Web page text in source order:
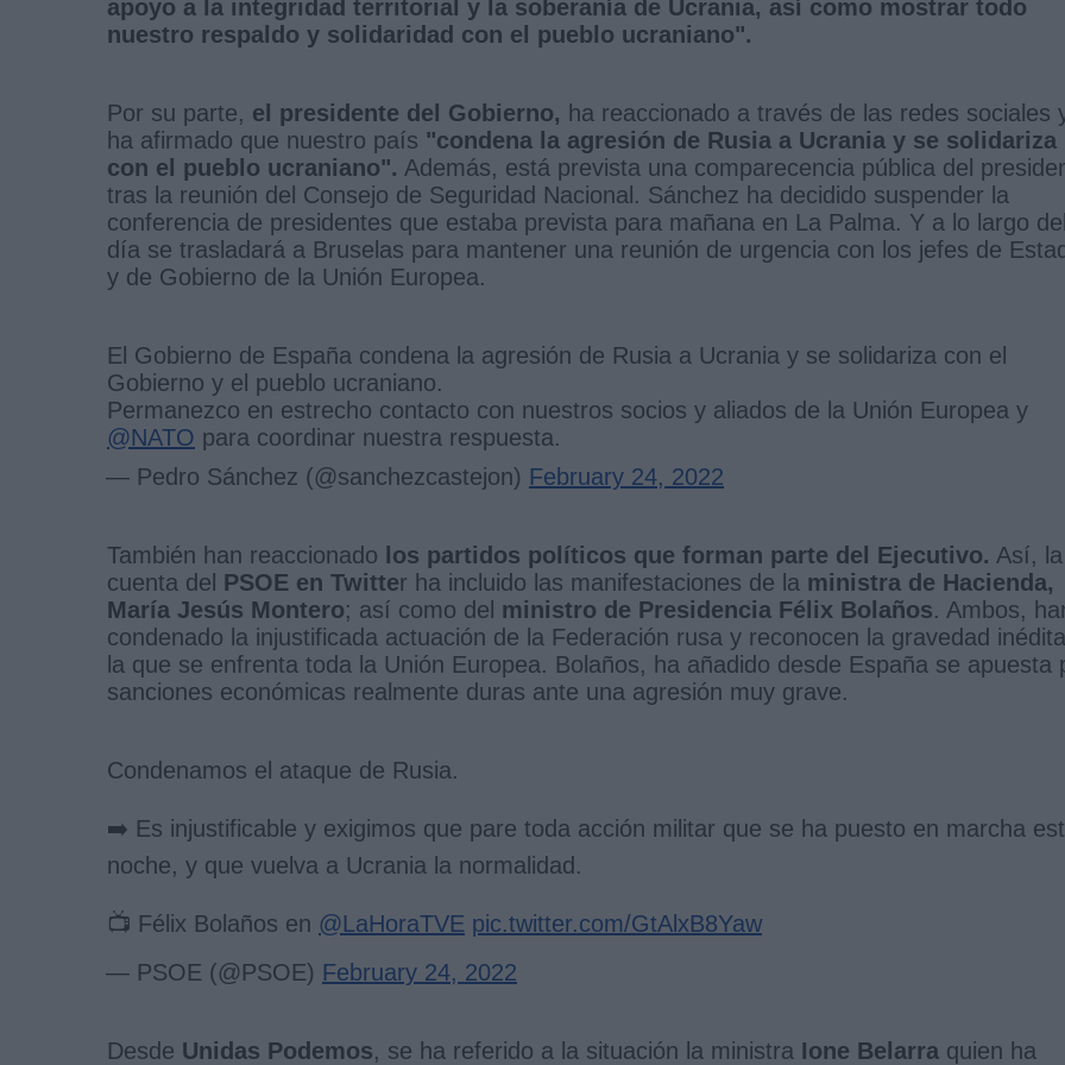
apoyo a la integridad territorial y la soberanía de Ucrania, así como mostrar todo
nuestro respaldo y solidaridad con el pueblo ucraniano".
Por su parte, el presidente del Gobierno, ha reaccionado a través de las redes sociales
ha afirmado que nuestro país "condena la agresión de Rusia a Ucrania y se solidariza
con el pueblo ucraniano". Además, está prevista una comparecencia pública del
tras la reunión del Consejo de Seguridad Nacional. Sánchez ha decidido suspender la
conferencia de presidentes que estaba prevista para mañana en La Palma. Y a lo largo
día se trasladará a Bruselas para mantener una reunión de urgencia con los jefes de
y de Gobierno de la Unión Europea.
El Gobierno de España condena la agresión de Rusia a Ucrania y se solidariza con el
Gobierno y el pueblo ucraniano.
Permanezco en estrecho contacto con nuestros socios y aliados de la Unión Europea y
@NATO para coordinar nuestra respuesta.
— Pedro Sánchez (@sanchezcastejon) February 24, 2022
También han reaccionado los partidos políticos que forman parte del Ejecutivo. Así, la
cuenta del PSOE en Twitter ha incluido las manifestaciones de la ministra de Hacienda,
María Jesús Montero; así como del ministro de Presidencia Félix Bolaños. Ambos,
condenado la injustificada actuación de la Federación rusa y reconocen la gravedad
la que se enfrenta toda la Unión Europea. Bolaños, ha añadido desde España se apuesta
sanciones económicas realmente duras ante una agresión muy grave.
Condenamos el ataque de Rusia.
➡️ Es injustificable y exigimos que pare toda acción militar que se ha puesto en marcha
noche, y que vuelva a Ucrania la normalidad.
📺 Félix Bolaños en @LaHoraTVE pic.twitter.com/GtAlxB8Yaw
— PSOE (@PSOE) February 24, 2022
Desde Unidas Podemos, se ha referido a la situación la ministra Ione Belarra quien ha